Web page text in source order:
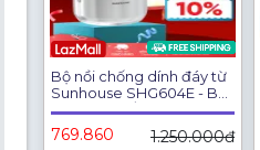
Bộ nồi chống dính đáy từ
Sunhouse SHG604E - Bộ
2 nồi size 16/20cm - Inox
304 an toàn - Công nghệ
đáy từ Impact Bonding
769.860 1.250.000đ